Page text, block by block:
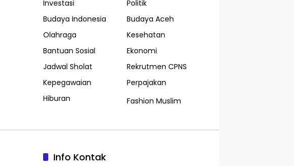
Investasi
Politik
Budaya Indonesia
Budaya Aceh
Olahraga
Kesehatan
Bantuan Sosial
Ekonomi
Jadwal Sholat
Rekrutmen CPNS
Kepegawaian
Perpajakan
Hiburan
Fashion Muslim
Info Kontak